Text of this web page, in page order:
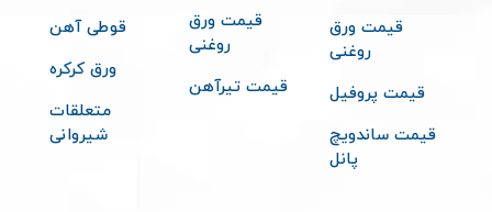
قیمت ورق
روغنی
قیمت پروفیل
قیمت ساندویچ
پانل
قیمت ورق
روغنی
قیمت تیرآهن
قوطی آهن
ورق کرکره
متعلقات
شیروانی